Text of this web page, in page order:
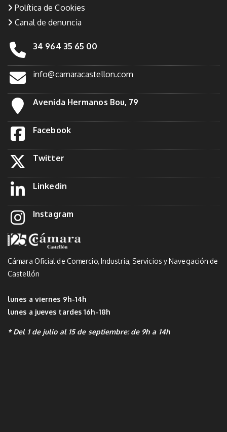
Política de Cookies
Canal de denuncia
34 964 35 65 00
info@camaracastellon.com
Avenida Hermanos Bou, 79
Facebook
Twitter
Linkedin
Instagram
Cámara Oficial de Comercio, Industria, Servicios y Navegación de
Castellón
lunes a viernes 9h-14h
lunes a jueves tardes 16h-18h
* Del 1 de julio al 15 de septiembre: de 9h a 14h